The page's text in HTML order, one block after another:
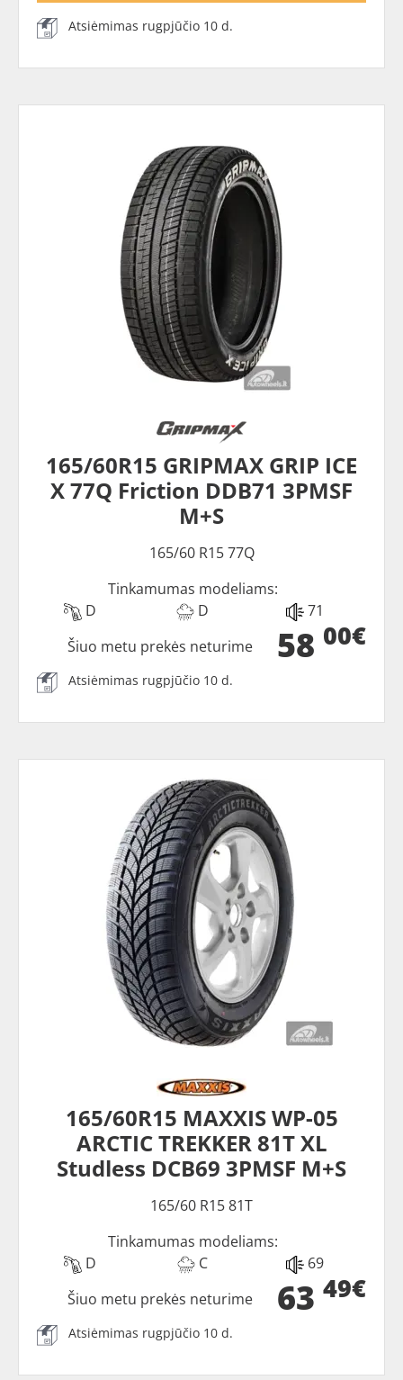
Atsiėmimas rugpjūčio 10 d.
165/60R15 GRIPMAX GRIP ICE
X 77Q Friction DDB71 3PMSF
M+S
165/60 R15 77Q
Tinkamumas modeliams:
D
D 71
58 00€
Šiuo metu prekės neturime
Atsiėmimas rugpjūčio 10 d.
165/60R15 MAXXIS WP-05
ARCTIC TREKKER 81T XL
Studless DCB69 3PMSF M+S
165/60 R15 81T
Tinkamumas modeliams:
D
C 69
63 49€
Šiuo metu prekės neturime
Atsiėmimas rugpjūčio 10 d.